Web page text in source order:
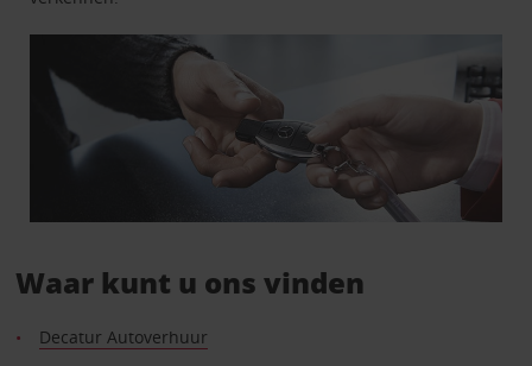
Waar kunt u ons vinden
Decatur Autoverhuur